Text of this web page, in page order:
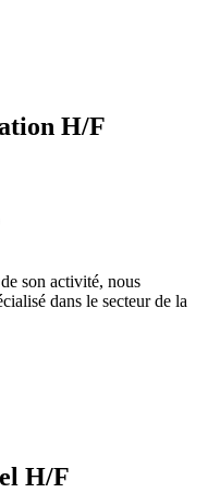
H/F
son activité, nous
dans le secteur de la
H/F